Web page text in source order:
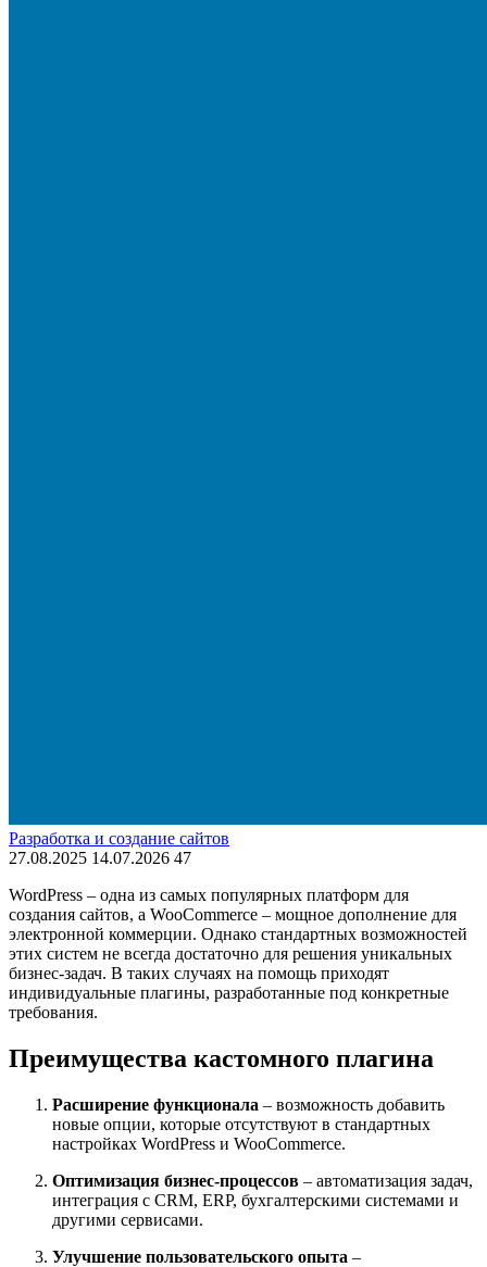
Разработка и создание сайтов
27.08.2025 14.07.2026 47
WordPress – одна из самых популярных платформ для
создания сайтов, а WooCommerce – мощное дополнение для
электронной коммерции. Однако стандартных возможностей
этих систем не всегда достаточно для решения уникальных
бизнес-задач. В таких случаях на помощь приходят
индивидуальные плагины, разработанные под конкретные
требования.
Преимущества кастомного плагина
Расширение функционала – возможность добавить
новые опции, которые отсутствуют в стандартных
настройках WordPress и WooCommerce.
Оптимизация бизнес-процессов – автоматизация задач,
интеграция с CRM, ERP, бухгалтерскими системами и
другими сервисами.
Улучшение пользовательского опыта –